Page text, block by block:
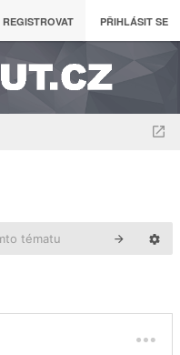
REGISTROVAT PŘIHLÁSIT SE